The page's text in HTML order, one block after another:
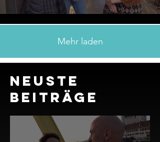
Mehr laden
NEUSTE
BEITRÄGE